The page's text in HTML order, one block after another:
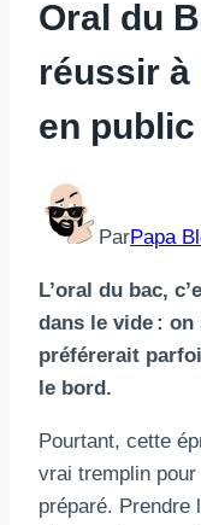
Oral du
réussir à
en public
ParPapa
L’oral du bac,
dans le vide :
préférerait
le bord.
Pourtant, cette
vrai tremplin pour
préparé. Prendre